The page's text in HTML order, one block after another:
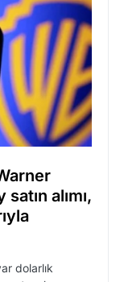
alımı,
dolarlık